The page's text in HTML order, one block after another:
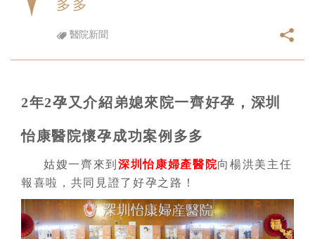
多多
醫院新聞
2年2孕又介紹弟媳來院一齊好孕，深圳
怡康醫院懷孕成功案例多多
姑嫂一齊來到深圳怡康婦產醫院向楊洪美主任
報喜啦，共同見證了好孕之路！